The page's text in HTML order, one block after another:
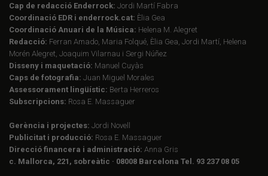
Cap de redacció Enderrock: Jordi Martí Fabra
Coordinació EDR i enderrock.cat: Èlia Gea
Coordinació Anuari de la Música: Helena M. Alegret
Redacció: Ferran Amado, Maria Folqué, Èlia Gea, Jordi Martí, Helena
Morén Alegret, Joaquim Vilarnau i Sergi Núñez
Disseny i maquetació: Manuel Cuyàs
Caps de fotografia: Juan Miguel Morales
Assessorament lingüístic: Berta Herreros
Subscripcions: Rosa E. Massaguer
Gerència i projectes: Jordi Novell
Publicitat i producció: Rosa E. Massaguer
Direcció financera i administració: Anna Gris
c. Mallorca, 221, sobreàtic · 08008 Barcelona Tel. 93 237 08 05